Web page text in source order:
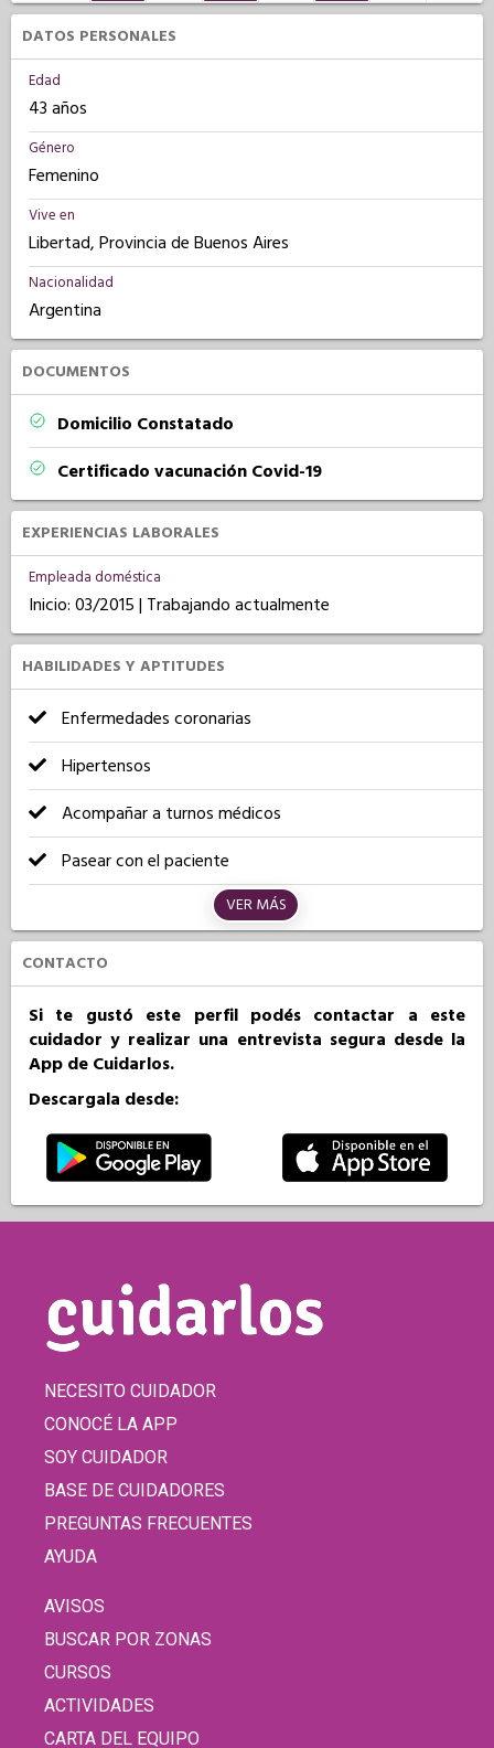
DATOS PERSONALES
Edad
43 años
Género
Femenino
Vive en
Libertad, Provincia de Buenos Aires
Nacionalidad
Argentina
DOCUMENTOS
Domicilio Constatado
Certificado vacunación Covid-19
EXPERIENCIAS LABORALES
Empleada doméstica
Inicio: 03/2015 | Trabajando actualmente
HABILIDADES Y APTITUDES
Enfermedades coronarias
Hipertensos
Acompañar a turnos médicos
Pasear con el paciente
VER MÁS
CONTACTO
Si te gustó este perfil podés contactar a este
cuidador y realizar una entrevista segura desde la
App de Cuidarlos.
Descargala desde:
NECESITO CUIDADOR
CONOCÉ LA APP
SOY CUIDADOR
BASE DE CUIDADORES
PREGUNTAS FRECUENTES
AYUDA
AVISOS
BUSCAR POR ZONAS
CURSOS
ACTIVIDADES
CARTA DEL EQUIPO